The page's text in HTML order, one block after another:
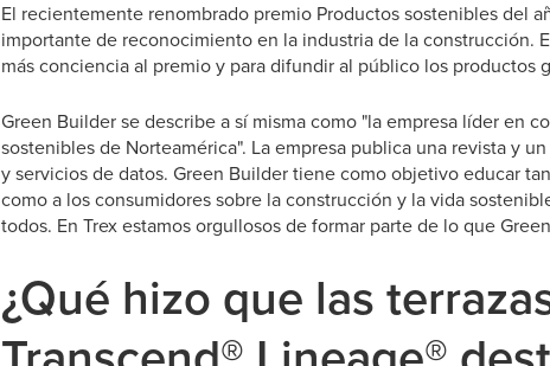
El recientemente renombrado premio Productos sostenibles del
importante de reconocimiento en la industria de la construcción.
más conciencia al premio y para difundir al público los productos
Green Builder se describe a sí misma como "la empresa líder en
sostenibles de Norteamérica". La empresa publica una revista y
y servicios de datos. Green Builder tiene como objetivo educar
como a los consumidores sobre la construcción y la vida
todos. En Trex estamos orgullosos de formar parte de lo que
¿Qué hizo que las